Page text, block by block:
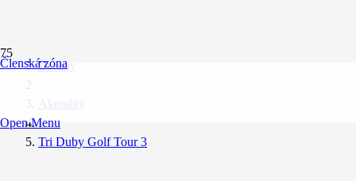
Členská zóna
Open Menu
Domov
Aktuality
Tri Duby Golf Tour 3